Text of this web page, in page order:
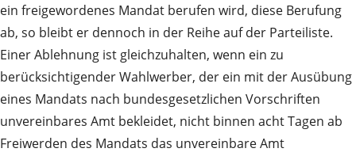
ein freigewordenes Mandat berufen wird, diese Berufung
ab, so bleibt er dennoch in der Reihe auf der Parteiliste.
Einer Ablehnung ist gleichzuhalten, wenn ein zu
berücksichtigender Wahlwerber, der ein mit der Ausübung
eines Mandats nach bundesgesetzlichen Vorschriften
unvereinbares Amt bekleidet, nicht binnen acht Tagen ab
Freiwerden des Mandats das unvereinbare Amt